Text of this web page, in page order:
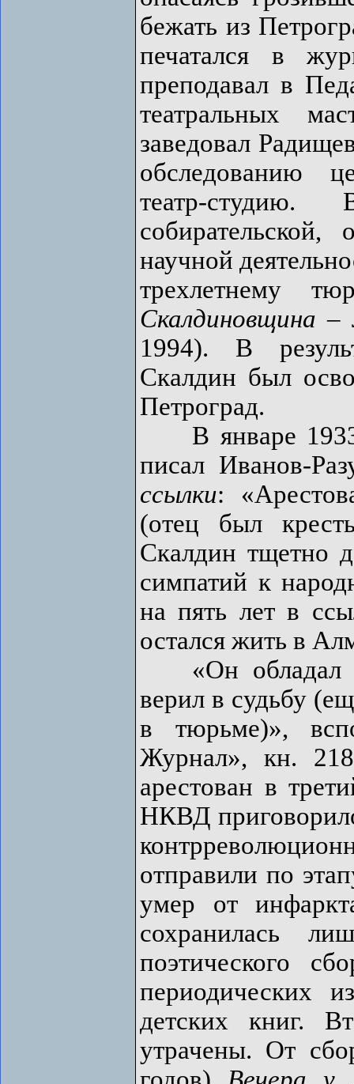
бежать из
печатался в
преподавал в
театральных
заведовал
обследованию
театр-
собирательской,
научной
трехлетнему
Скалдиновщина –
1994). В
Скалдин был
Петроград.
В январе 1933
писал Иванов-
ссылки:
(отец был
Скалдин тщетно
симпатий к
на пять лет в
остался жить в
«Он обладал
верил в судьбу
в тюрьме)»,
Журнал», кн.
арестован в
НКВД
отправили по
умер от
сохранилась
поэтического
периодических
детских книг.
утрачены. От